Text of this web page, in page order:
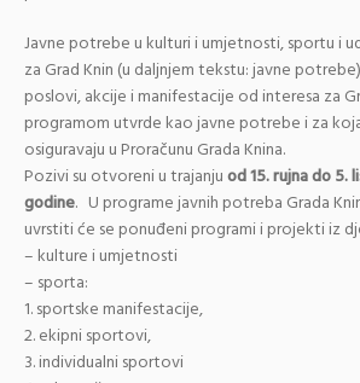
Javne potrebe u kulturi i umjetnosti, sportu i
za Grad Knin (u daljnjem tekstu: javne
poslovi, akcije i manifestacije od interesa za
programom utvrde kao javne potrebe i za
osiguravaju u Proračunu Grada Knina.
Pozivi su otvoreni u trajanjuod 15. rujna do 5.
godine. U programe javnih potreba Grada
uvrstiti će se ponuđeni programi i projekti iz
– kulture i umjetnosti
– sporta:
1. sportske manifestacije,
2. ekipni sportovi,
3. individualni sportovi